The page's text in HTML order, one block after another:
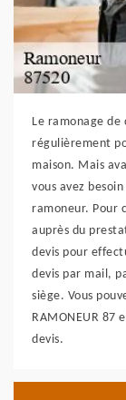
Le ramonage
régulièrement
maison. Mais
vous avez
ramoneur. Pour
auprès du
devis pour
devis par mail,
siège. Vous
RAMONEUR 87
devis.